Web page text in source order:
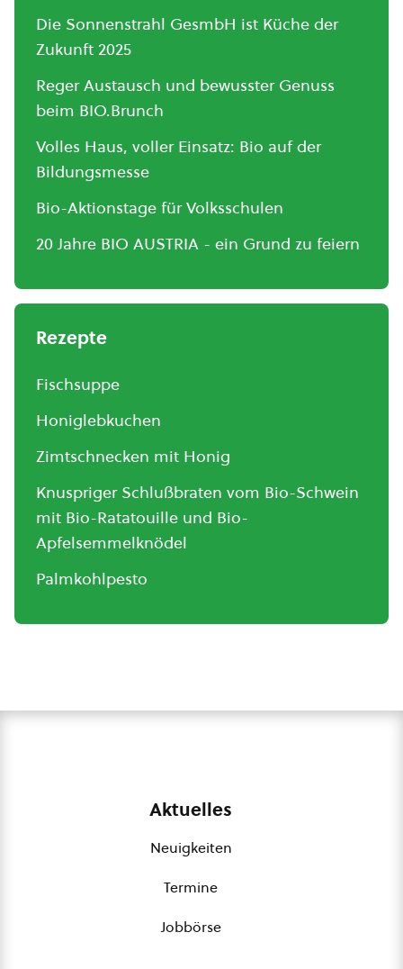
Die Sonnenstrahl GesmbH ist Küche der
Zukunft 2025
Reger Austausch und bewusster Genuss
beim BIO.Brunch
Volles Haus, voller Einsatz: Bio auf der
Bildungsmesse
Bio-Aktionstage für Volksschulen
20 Jahre BIO AUSTRIA - ein Grund zu feiern
Rezepte
Fischsuppe
Honiglebkuchen
Zimtschnecken mit Honig
Knuspriger Schlußbraten vom Bio-Schwein
mit Bio-Ratatouille und Bio-
Apfelsemmelknödel
Palmkohlpesto
Aktuelles
Neuigkeiten
Termine
Jobbörse